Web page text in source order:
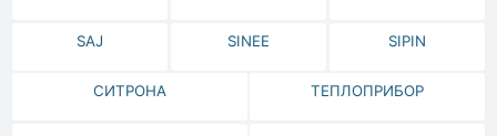
SAJ SINEE SIPIN
СИТРОНА ТЕПЛОПРИБОР